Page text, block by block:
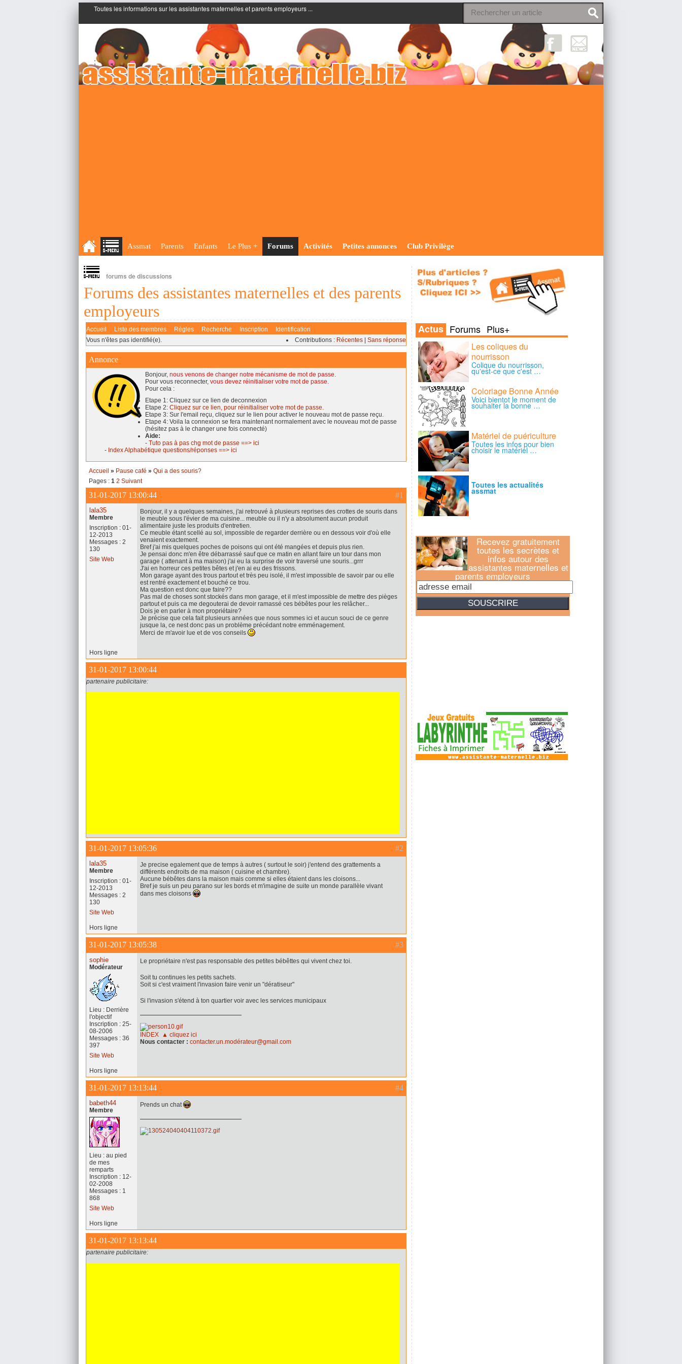
Toutes les informations sur les assistantes maternelles et parents employeurs ...
;
Assmat Parents Enfants Le Plus + Forums Activités Petites annonces Club Privilège
forums de discussions
Forums des assistantes maternelles et des parents
employeurs
Accueil Liste des membres Règles Recherche Inscription
Identification
Vous n'êtes pas identifié(e).
Contributions : Récentes Sans réponse
Annonce
Bonjour, nous venons de changer notre mécanisme de mot de passe.
Pour vous reconnecter, vous devez réinitialiser votre mot de passe.
Pour cela :
Etape 1: Cliquez sur ce lien de deconnexion
Etape 2: Cliquez sur ce lien, pour réinitialiser votre mot de passe.
Etape 3: Sur l'email reçu, cliquez sur le lien pour activer le nouveau mot de passe reçu.
Etape 4: Voila la connexion se fera maintenant normalement avec le nouveau mot de passe
(hésitez pas à le changer une fois connecté)
Aide:
- Tuto pas à pas chg mot de passe ==> ici
- Index Alphabétique questions/réponses ==> ici
Accueil » Pause café » Qui a des souris?
Pages : 1 2 Suivant
#1
31-01-2017 13:00:44
lala35
Membre
Inscription : 01-
12-2013
Messages : 2
130
Site Web
Bonjour, il y a quelques semaines, j'ai retrouvé à plusieurs reprises des crottes de souris dans
le meuble sous l'évier de ma cuisine... meuble ou il n'y a absolument aucun produit
alimentaire juste les produits d'entretien.
Ce meuble étant scellé au sol, impossible de regarder derrière ou en dessous voir d'où elle
venaient exactement.
Bref j'ai mis quelques poches de poisons qui ont été mangées et depuis plus rien.
Je pensai donc m'en être débarrassé sauf que ce matin en allant faire un tour dans mon
garage ( attenant à ma maison) j'ai eu la surprise de voir traversé une souris...grrr
J'ai en horreur ces petites bêtes et j'en ai eu des frissons.
Mon garage ayant des trous partout et très peu isolé, il m'est impossible de savoir par ou elle
est rentré exactement et bouché ce trou.
Ma question est donc que faire??
Pas mal de choses sont stockés dans mon garage, et il m'est impossible de mettre des pièges
partout et puis ca me degouterai de devoir ramassé ces bébêtes pour les relâcher...
Dois je en parler à mon propriétaire?
Je précise que cela fait plusieurs années que nous sommes ici et aucun souci de ce genre
jusque la, ce nest donc pas un problème précédant notre emménagement.
Merci de m'avoir lue et de vos conseils
Hors ligne
31-01-2017 13:00:44
partenaire publicitaire:
#2
31-01-2017 13:05:36
lala35
Membre
Inscription : 01-
12-2013
Messages : 2
130
Site Web
Je precise egalement que de temps à autres ( surtout le soir) j'entend des grattements a
différents endroits de ma maison ( cuisine et chambre).
Aucune bébêtes dans la maison mais comme si elles étaient dans les cloisons...
Bref je suis un peu parano sur les bords et m'imagine de suite un monde parallèle vivant
dans mes cloisons
Hors ligne
#3
31-01-2017 13:05:38
sophie
Modérateur
Lieu : Derrière
l'objectif
Inscription : 25-
08-2006
Messages : 36
397
Site Web
Le propriétaire n'est pas responsable des petites bébêttes qui vivent chez toi.
Soit tu continues les petits sachets.
Soit si c'est vraiment l'invasion faire venir un "dératiseur"
Si l'invasion s'étend à ton quartier voir avec les services municipaux
INDEX ▲ cliquez ici
Nous contacter : contacter.un.modérateur@gmail.com
Hors ligne
#4
31-01-2017 13:13:44
babeth44
Membre
Lieu : au pied
de mes
remparts
Inscription : 12-
02-2008
Messages : 1
868
Site Web
Prends un chat
Hors ligne
31-01-2017 13:13:44
partenaire publicitaire:
Recevez gratuitement
toutes les secrètes et
infos autour des
assistantes maternelles et
parents employeurs